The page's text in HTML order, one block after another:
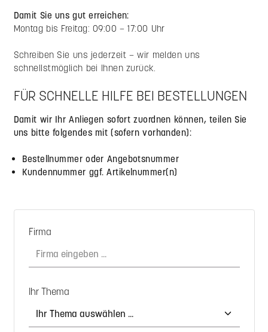
Damit Sie uns gut erreichen:
Montag bis Freitag: 09:00 – 17:00 Uhr
Schreiben Sie uns jederzeit – wir melden uns
schnellstmöglich bei Ihnen zurück.
FÜR SCHNELLE HILFE BEI BESTELLUNGEN
Damit wir Ihr Anliegen sofort zuordnen können, teilen Sie
uns bitte folgendes mit (sofern vorhanden):
Bestellnummer oder Angebotsnummer
Kundennummer ggf. Artikelnummer(n)
Firma
Ihr Thema